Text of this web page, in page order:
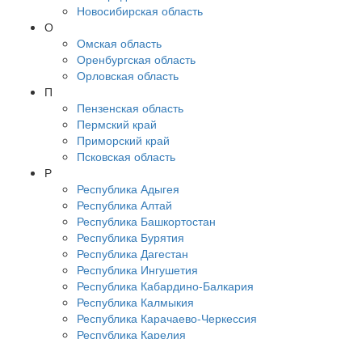
Новосибирская область
О
Омская область
Оренбургская область
Орловская область
П
Пензенская область
Пермский край
Приморский край
Псковская область
Р
Республика Адыгея
Республика Алтай
Республика Башкортостан
Республика Бурятия
Республика Дагестан
Республика Ингушетия
Республика Кабардино-Балкария
Республика Калмыкия
Республика Карачаево-Черкессия
Республика Карелия